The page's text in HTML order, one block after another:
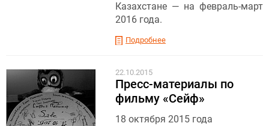
Казахстане — на февраль-март
2016 года.
Подробнее
22.10.2015
Пресс-материалы по
фильму «Сейф»
18 октября 2015 года